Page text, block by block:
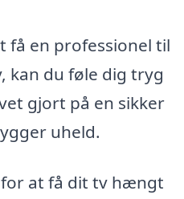
få en professionel til
kan du føle dig tryg
gjort på en sikker
uheld.
at få dit tv hængt